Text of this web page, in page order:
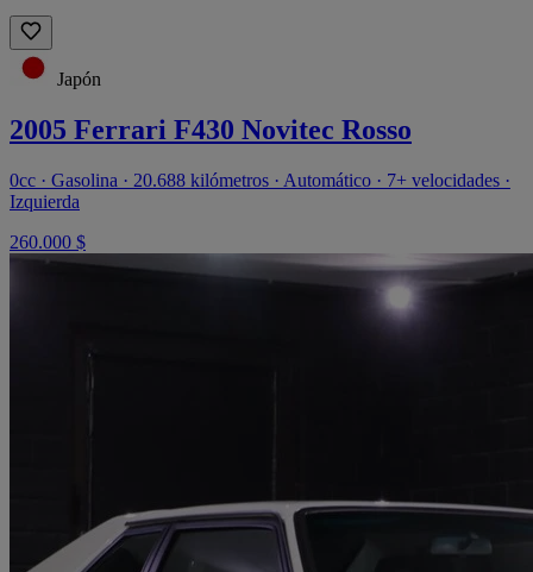
Japón
2005 Ferrari F430 Novitec Rosso
0cc · Gasolina · 20.688 kilómetros · Automático · 7+ velocidades ·
Izquierda
260.000 $